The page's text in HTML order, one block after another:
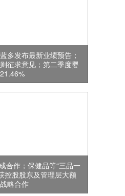
多发布最新业绩预告；
征求意见；第二季度婴
合作；保健品等“三品一
控股股东及管理层大额
略合作